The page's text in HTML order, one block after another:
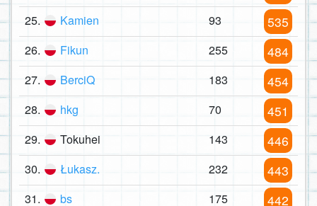
25. Kamien 93 535
26. Fikun 255 484
27. BerciQ 183 454
28. hkg 70 451
29. Tokuhei 143 446
30. Łukasz. 232 443
31. bs 175 442